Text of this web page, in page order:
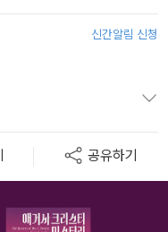
신간알림 신청
공유하기